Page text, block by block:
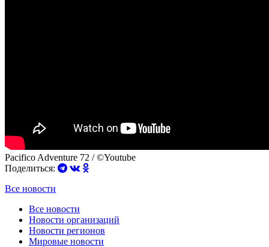
Pacifico Adventure 72 / ©Youtube
Поделиться:
Все новости
Все новости
Новости организаций
Новости регионов
Мировые новости